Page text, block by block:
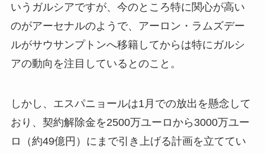
いうガルシアですが、今のところ特に関心が高い
のがアーセナルのようで、アーロン・ラムズデー
ルがサウサンプトンへ移籍してからは特にガルシ
アの動向を注目しているとのこと。
しかし、エスパニョールは1月での放出を懸念して
おり、契約解除金を2500万ユーロから3000万ユー
ロ（約49億円）にまで引き上げる計画を立ててい